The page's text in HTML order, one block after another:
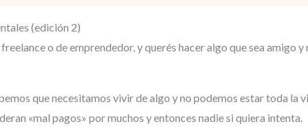
(edición 2)
o de emprendedor, y querés hacer algo que sea amigo
que necesitamos vivir de algo y no podemos estar toda la
«mal pagos» por muchos y entonces nadie si quiera intenta.